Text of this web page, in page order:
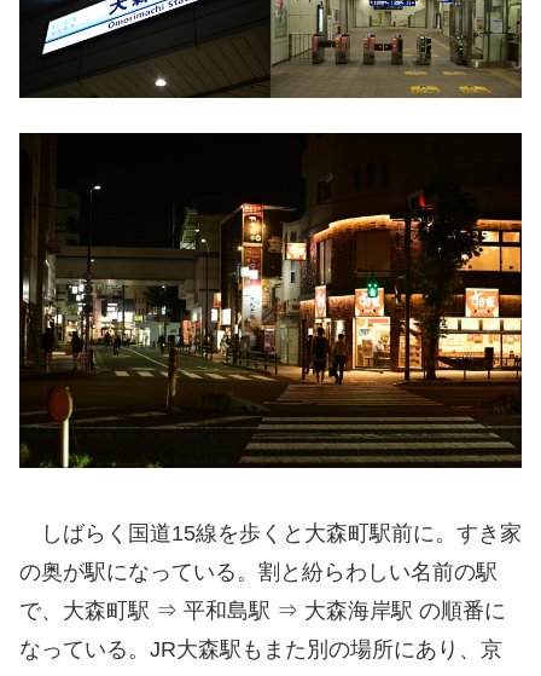
しばらく国道15線を歩くと大森町駅前に。すき家
の奥が駅になっている。割と紛らわしい名前の駅
で、大森町駅 ⇒ 平和島駅 ⇒ 大森海岸駅 の順番に
なっている。JR大森駅もまた別の場所にあり、京